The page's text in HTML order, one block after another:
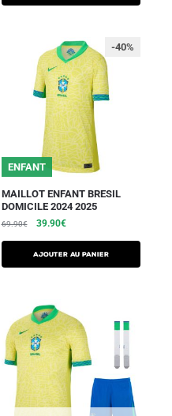
-40%
ENFANT
MAILLOT ENFANT BRESIL
DOMICILE 2024 2025
69.90€ 39.90€
AJOUTER AU PANIER